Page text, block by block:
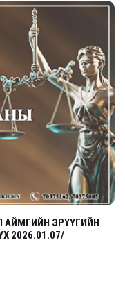
АЙМГИЙН ЭРҮҮГИЙН
2026.01.07/